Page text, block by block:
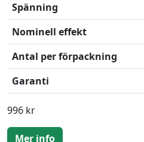
Spänning
Nominell effekt
Antal per förpackning
Garanti
996 kr
Mer info